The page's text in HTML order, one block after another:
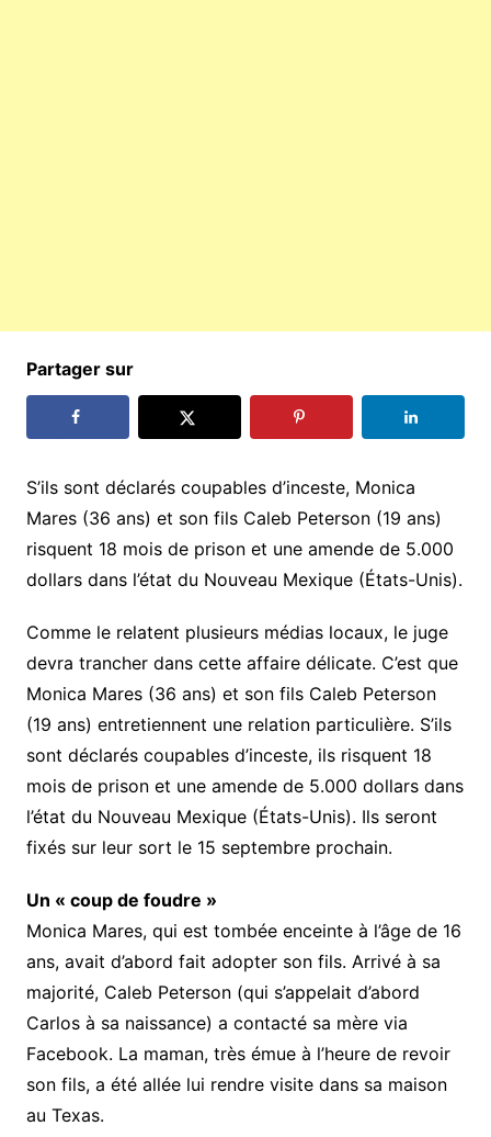
Partager sur
S’ils sont déclarés coupables d’inceste, Monica
Mares (36 ans) et son fils Caleb Peterson (19 ans)
risquent 18 mois de prison et une amende de 5.000
dollars dans l’état du Nouveau Mexique (États-Unis).
Comme le relatent plusieurs médias locaux, le juge
devra trancher dans cette affaire délicate. C’est que
Monica Mares (36 ans) et son fils Caleb Peterson
(19 ans) entretiennent une relation particulière. S’ils
sont déclarés coupables d’inceste, ils risquent 18
mois de prison et une amende de 5.000 dollars dans
l’état du Nouveau Mexique (États-Unis). Ils seront
fixés sur leur sort le 15 septembre prochain.
Un « coup de foudre »
Monica Mares, qui est tombée enceinte à l’âge de 16
ans, avait d’abord fait adopter son fils. Arrivé à sa
majorité, Caleb Peterson (qui s’appelait d’abord
Carlos à sa naissance) a contacté sa mère via
Facebook. La maman, très émue à l’heure de revoir
son fils, a été allée lui rendre visite dans sa maison
au Texas.